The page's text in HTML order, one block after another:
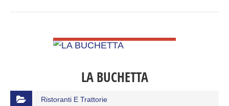
LA BUCHETTA
Ristoranti E Trattorie